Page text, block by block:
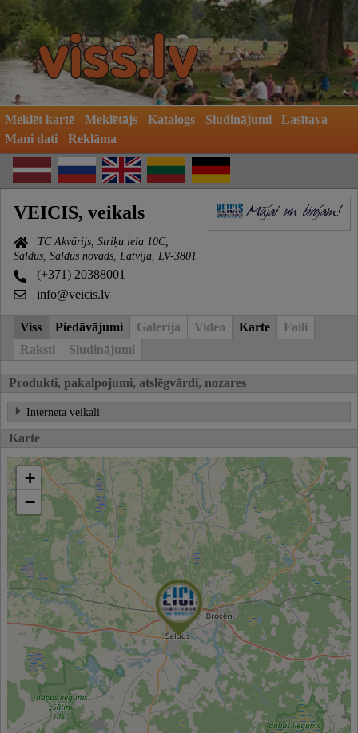
Meklēt kartē Meklētājs Katalogs Sludinājumi
Lasītava
Mani dati
Reklāma
VEICIS, veikals
TC Akvārijs, Striķu iela 10C,
Saldus, Saldus novads, Latvija, LV-3801
(+371) 20388001
info@veicis.lv
Viss Piedāvājumi Galerija Video Karte
Faili
Raksti
Sludinājumi
Produkti, pakalpojumi, atslēgvārdi, nozares
Interneta veikali
Karte
+
−